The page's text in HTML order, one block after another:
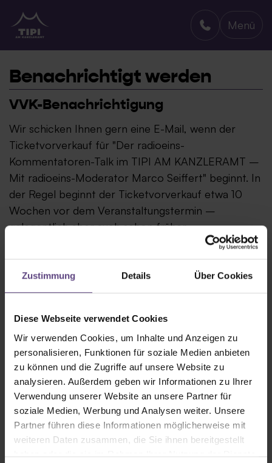
Zustimmung Details Über Cookies
Diese Webseite verwendet Cookies
Wir verwenden Cookies, um Inhalte und Anzeigen zu
personalisieren, Funktionen für soziale Medien anbieten
zu können und die Zugriffe auf unsere Website zu
analysieren. Außerdem geben wir Informationen zu Ihrer
Verwendung unserer Website an unsere Partner für
soziale Medien, Werbung und Analysen weiter. Unsere
Partner führen diese Informationen möglicherweise mit
weiteren Daten zusammen, die Sie ihnen bereitgestellt
haben oder die sie im Rahmen Ihrer Nutzung der Dienste
TIPI AM KANZLERAMT
Menü
Benachrichtigt werden
VVK-Benachrichtigung
Wir schicken Ihnen gern eine E-Mail, wenn der
Ticketvorverkauf für "Der radioeins-
Kommentatoren-Talk im TIPI AM KANZLERAMT –
Mit radioeins-Moderator Marco Seiffert" beginnt. In
der Regel beginnt der Ticketvorverkauf etwa 10
Wochen vor dem Veranstaltungstermin –
gelegentlich aber auch schon früher.